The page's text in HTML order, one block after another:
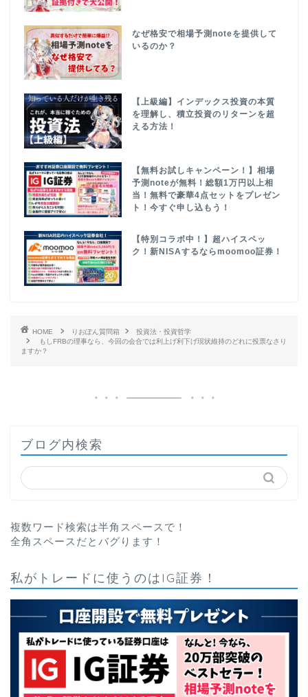
なぜ格安で相場予測noteを提供して
いるのか？
【上級編】インデックス投資の本質
を理解し、積立投資のリターンを超
える方法！
【無料お試しキャンペーン！】相場
予測noteが無料！総額1万円以上相
当！無料で豪華4点セットをプレゼン
ト！今すぐ申し込もう！
【特別コラボ中！】超ハイスペッ
ク！新NISAするならmoomoo証券！
HOME りおぽん質問箱
投資法・投資哲学
もしFRBの理事なら、今回の会合では利上げ利下げ現状維持のどれに投票なさり
ますか？
ブログ内検索
複数ワード検索は半角スペースで！
全角スペースだとバグります！
私がトレードに使うのはIG証券！